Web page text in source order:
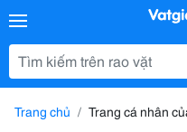
Trang chủ Trang cá nhân